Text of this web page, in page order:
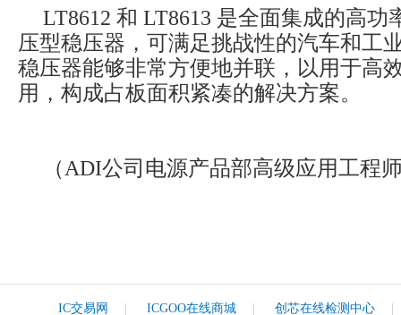
LT8612 和 LT8613 是全面集成的高功
压型稳压器，可满足挑战性的汽车和工
稳压器能够非常方便地并联，以用于高
用，构成占板面积紧凑的解决方案。
（ADI公司电源产品部高级应用工程
IC交易网 ICGOO在线商城 创芯在线检测中心